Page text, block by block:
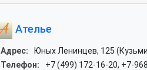
Ателье
Адрес:
Юных Ленинцев, 125
Телефон:
+7 (499) 172-16-20, +7-